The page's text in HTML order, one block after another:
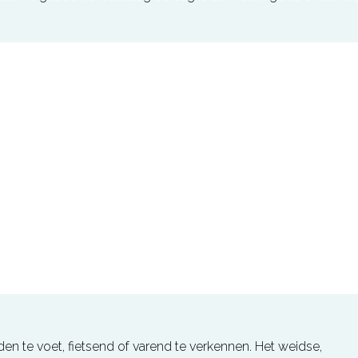
te voet, fietsend of varend te verkennen. Het weidse,